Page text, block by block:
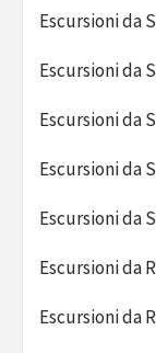
Escursioni da
Escursioni da
Escursioni da
Escursioni da
Escursioni da
Escursioni da
Escursioni da